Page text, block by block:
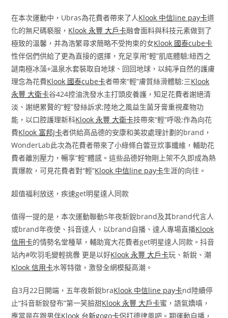
在本次運動中，Ubras為花費者帶來了人Klook 中信line pay卡道
化的無尺碼褻服， Klook 永豐 大戶卡融會面料與科技元素做到了
極致的溫馨，并為浩繁尋求簡略不受拘束的女Klook 國泰cube卡
性伴侶們供給了更為直接的選擇，充足享用“輕”肌底體驗;紐西之
謎南極冰藻+溫泉水套裝取自地球、回回地球，以純凈自然的護膚
理念為花費Klook 國泰cube卡者帶來“輕”膚質絲滑體驗;三Klook
永豐 大衛卡谷424控油洗發水主打頭皮養護，知足花費者謝絕清
淡、謝絕累贅的“輕”發絲訴求;陸地之風益生菌牙膏重視產物功
能，以口腔護理新科Klook 永豐 大衛卡技帶來“輕”呼吸;作為向花
費Klook 富邦J卡者供給高品德的安康和美妝處理計劃的brand，
WonderLab此次為花費者帶來了小綠條白蕓豆炊事纖維，輔助花
費者離別壓力，暢享“輕”體感。這些品德好物剛上架不久即成為熱
賣爆款，可見花費者對“輕”Klook 中信line pay卡生涯的向往。
超值福利放送，疾速get明星達人同款
值得一提的是，本次運動聯動5年夜新銳brand及其brand代言人
或brand年夜使、抖音達人，以brand自播、達人專場直播Klook
信用卡的情勢名堂種草，輔助寬大花費者get明星達人同款。抖音
站內#吹羽毛變輕挑釁 更是以好Klook 永豐 大戶卡玩、新銳、潮
Klook 信用卡水等特徵，激發全網模擬高潮。
自3月22日開端，五年夜新銳braKlook 中信line pay卡nd陸續停
止“抖音新銳發布”第一笑臉甜Klook 永豐 大戶卡蜜，語氣嬌嗔，
應當是在跟男伴Klook 台新gogo卡侶打德律風吧。期運動自播，